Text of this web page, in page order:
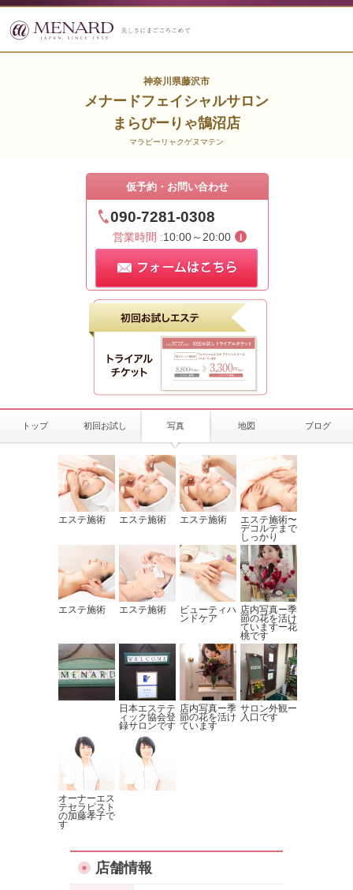
神奈川県藤沢市
メナードフェイシャルサロン
まらびーりゃ鵠沼店
マラビーリャクゲヌマテン
仮予約・お問い合わせ
090-7281-0308
営業時間 :10:00～20:00
トップ 初回お試し 写真 地図 ブログ
エステ施術 エステ施術 エステ施術
エステ施術〜
デコルテまで
しっかり
エステ施術 エステ施術
ビューティハ
ンドケア
店内写真ー季
節の花を活け
ていますー花
桃です
日本エステテ
ィック協会登
録サロンです
店内写真ー季
節の花を活け
ています
サロン外観ー
入口です
オーナーエス
テセラピスト
の加藤孝子で
す
店舗情報